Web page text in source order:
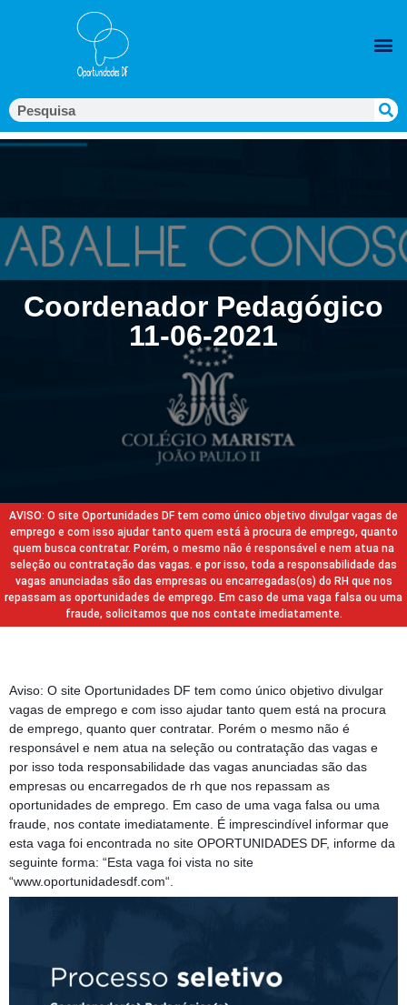
Coordenador Pedagógico
11-06-2021
AVISO: O site Oportunidades DF tem como único objetivo divulgar vagas de
emprego e com isso ajudar tanto quem está à procura de emprego, quanto
quem busca contratar. Porém, o mesmo não é responsável e nem atua na
seleção ou contratação das vagas. e por isso, toda a responsabilidade das
vagas anunciadas são das empresas ou encarregadas(os) do RH que nos
repassam as oportunidades de emprego. Em caso de uma vaga falsa ou uma
fraude, solicitamos que nos contate imediatamente.
Aviso: O site Oportunidades DF tem como único objetivo divulgar
vagas de emprego e com isso ajudar tanto quem está na procura
de emprego, quanto quer contratar. Porém o mesmo não é
responsável e nem atua na seleção ou contratação das vagas e
por isso toda responsabilidade das vagas anunciadas são das
empresas ou encarregados de rh que nos repassam as
oportunidades de emprego. Em caso de uma vaga falsa ou uma
fraude, nos contate imediatamente. É imprescindível informar que
esta vaga foi encontrada no site OPORTUNIDADES DF, informe da
seguinte forma: “Esta vaga foi vista no site
“www.oportunidadesdf.com“.